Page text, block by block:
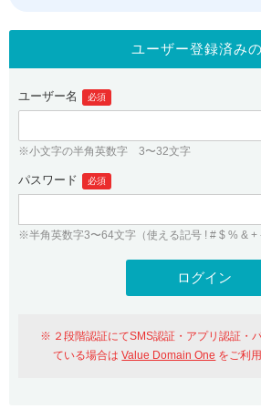
.jpドメインオークション
gTLDオークション NEW!
.jpドメインバックオーダー
プレミアムドメイン
人気ドメインの種類
WHOIS検索
紹介制度
バリュードメインAPI
ドメイン・ホスティングOEM
ログイン
従来のバリュードメインをご利
Value Domainにログ
おすすめ One レンタルサーバーを含む
ユーザー登録
ユーザー登録済み
ユーザー名 必須
※小文字の半角英数字 3〜32文字
パスワード 必須
※半角英数字3〜64文字（使える記号 ! # $ % & + -
２段階認証にてSMS認証・アプリ認証・
ている場合はValue Domain One をご利